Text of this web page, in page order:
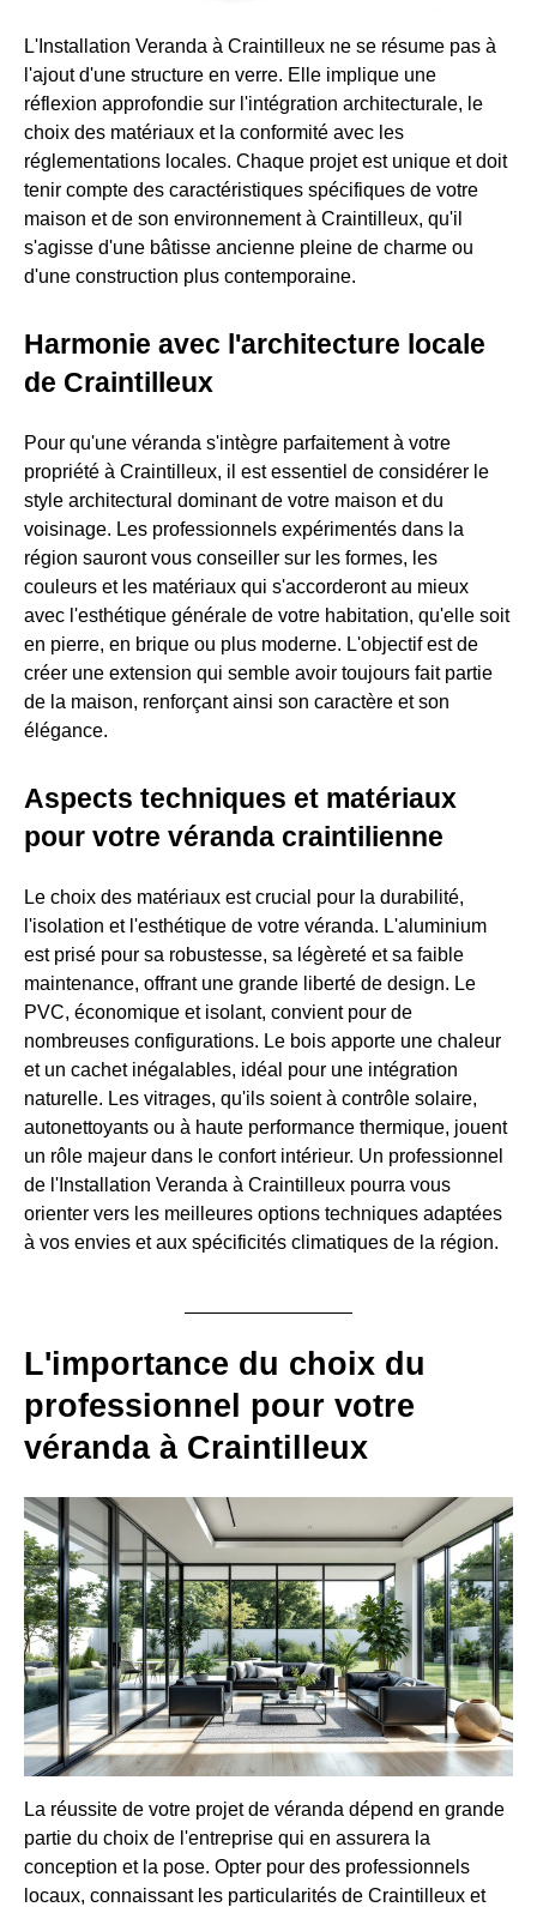
L'Installation Veranda à Craintilleux ne se résume pas à
l'ajout d'une structure en verre. Elle implique une
réflexion approfondie sur l'intégration architecturale, le
choix des matériaux et la conformité avec les
réglementations locales. Chaque projet est unique et doit
tenir compte des caractéristiques spécifiques de votre
maison et de son environnement à Craintilleux, qu'il
s'agisse d'une bâtisse ancienne pleine de charme ou
d'une construction plus contemporaine.
Harmonie avec l'architecture locale
de Craintilleux
Pour qu'une véranda s'intègre parfaitement à votre
propriété à Craintilleux, il est essentiel de considérer le
style architectural dominant de votre maison et du
voisinage. Les professionnels expérimentés dans la
région sauront vous conseiller sur les formes, les
couleurs et les matériaux qui s'accorderont au mieux
avec l'esthétique générale de votre habitation, qu'elle soit
en pierre, en brique ou plus moderne. L'objectif est de
créer une extension qui semble avoir toujours fait partie
de la maison, renforçant ainsi son caractère et son
élégance.
Aspects techniques et matériaux
pour votre véranda craintilienne
Le choix des matériaux est crucial pour la durabilité,
l'isolation et l'esthétique de votre véranda. L'aluminium
est prisé pour sa robustesse, sa légèreté et sa faible
maintenance, offrant une grande liberté de design. Le
PVC, économique et isolant, convient pour de
nombreuses configurations. Le bois apporte une chaleur
et un cachet inégalables, idéal pour une intégration
naturelle. Les vitrages, qu'ils soient à contrôle solaire,
autonettoyants ou à haute performance thermique, jouent
un rôle majeur dans le confort intérieur. Un professionnel
de l'Installation Veranda à Craintilleux pourra vous
orienter vers les meilleures options techniques adaptées
à vos envies et aux spécificités climatiques de la région.
L'importance du choix du
professionnel pour votre
véranda à Craintilleux
La réussite de votre projet de véranda dépend en grande
partie du choix de l'entreprise qui en assurera la
conception et la pose. Opter pour des professionnels
locaux, connaissant les particularités de Craintilleux et